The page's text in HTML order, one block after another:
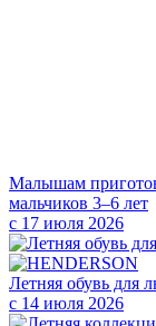
Малышам
мальчиков 3–6 лет
с 17 июля 2026
Летняя обувь для
с 14 июля 2026